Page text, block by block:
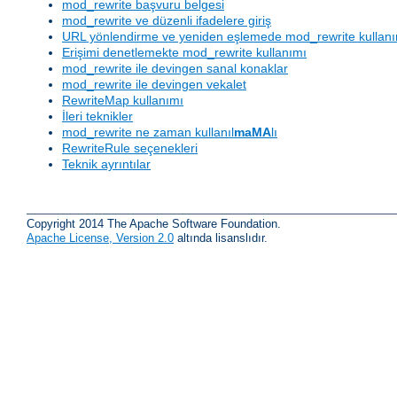
mod_rewrite başvuru belgesi
mod_rewrite ve düzenli ifadelere giriş
URL yönlendirme ve yeniden eşlemede mod_rewrite
Erişimi denetlemekte mod_rewrite kullanımı
mod_rewrite ile devingen sanal konaklar
mod_rewrite ile devingen vekalet
RewriteMap kullanımı
İleri teknikler
mod_rewrite ne zaman kullanılmaMAlı
RewriteRule seçenekleri
Teknik ayrıntılar
Copyright 2014 The Apache Software Foundation.
Apache License, Version 2.0 altında lisanslıdır.